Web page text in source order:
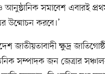
আনুষ্ঠানিক সমাবেশ এবারই
উন্মোচন করবে।’
জাতীয়তাবাদী ক্ষুদ্র
সম্পাদক জন জেত্রার